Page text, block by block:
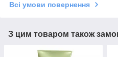
Всі умови повернення
З цим товаром також